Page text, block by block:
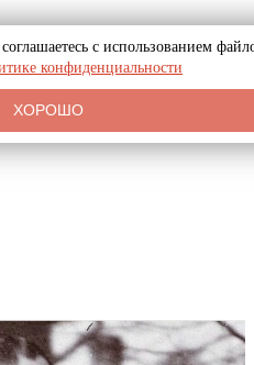
с использованием
конфиденциальности
ХОРОШО